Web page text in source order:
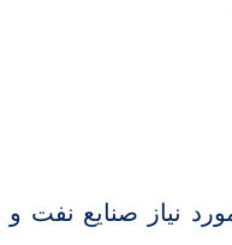
نیاز صنایع نفت و